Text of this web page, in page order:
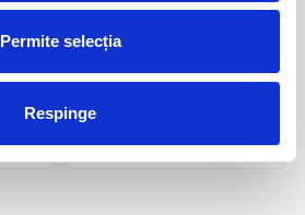
Permite selecția
Respinge
Goethit